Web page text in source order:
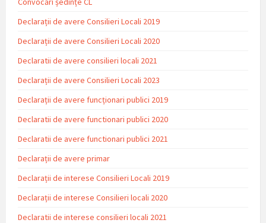
Declarații de avere Consilieri Locali 2019
Declarații de avere Consilieri Locali 2020
Declaratii de avere consilieri locali 2021
Declarații de avere Consilieri Locali 2023
Declarații de avere funcționari publici 2019
Declaratii de avere functionari publici 2020
Declaratii de avere functionari publici 2021
Declarații de avere primar
Declarații de interese Consilieri Locali 2019
Declarații de interese Consilieri locali 2020
Declaratii de interese consilieri locali 2021